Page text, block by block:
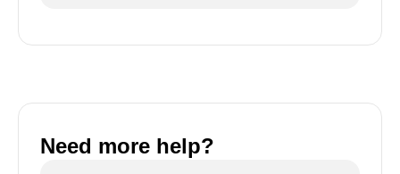
Need more help?